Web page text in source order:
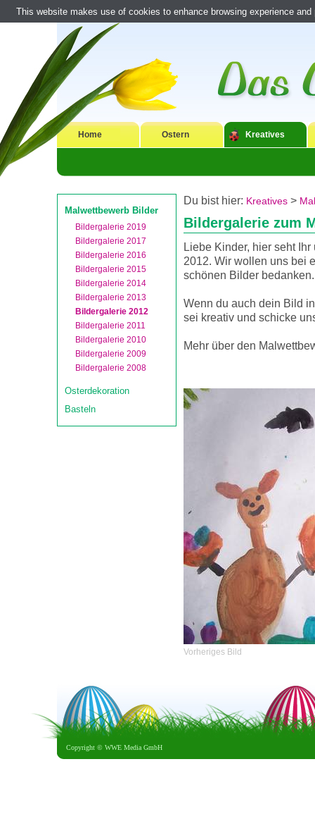
Home Ostern Kreatives
Malwettbewerb Bilder
Bildergalerie 2019
Bildergalerie 2017
Bildergalerie 2016
Bildergalerie 2015
Bildergalerie 2014
Bildergalerie 2013
Bildergalerie 2012
Bildergalerie 2011
Bildergalerie 2010
Bildergalerie 2009
Bildergalerie 2008
Osterdekoration
Basteln
Du bist hier: Kreatives >
Bildergalerie zum
Liebe Kinder, hier seht
2012. Wir wollen uns bei
schönen Bilder bedanken.
Wenn du auch dein Bild
sei kreativ und schicke
Mehr über den
Vorheriges Bild
Copyright © WWE Media GmbH
This website makes use of cookies to enhance browsing experience